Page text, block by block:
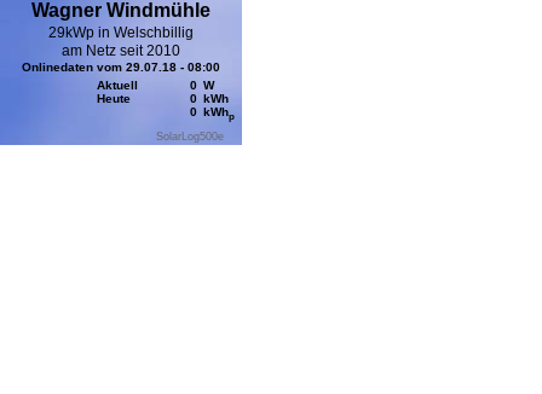
Wagner Windmühle
29kWp in Welschbillig
am Netz seit 2010
Onlinedaten vom 29.07.18 - 08:00
Aktuell
Heute
0
0
0
W
kWh
kWhp
SolarLog500e